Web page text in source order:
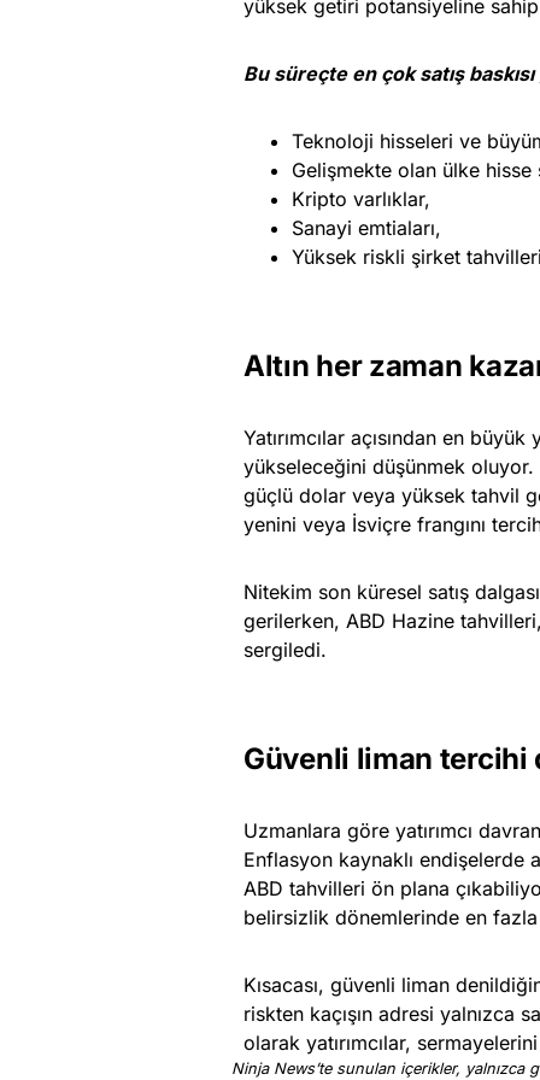
yüksek getiri potansiyeline
Bu süreçte en çok satış
Teknoloji hisseleri ve
Gelişmekte olan ülke hisse
Kripto varlıklar,
Sanayi emtiaları,
Yüksek riskli şirket
Altın her zaman
Yatırımcılar açısından en
yükseleceğini düşünmek oluyor.
güçlü dolar veya yüksek tahvil
yenini veya İsviçre frangını
Nitekim son küresel satış
gerilerken, ABD Hazine
sergiledi.
Güvenli liman tercihi
Uzmanlara göre yatırımcı
Enflasyon kaynaklı endişelerde
ABD tahvilleri ön plana
belirsizlik dönemlerinde en
Kısacası, güvenli liman
riskten kaçışın adresi yalnızca
olarak yatırımcılar,
Ninja News’te sunulan içerikler, yalnızca